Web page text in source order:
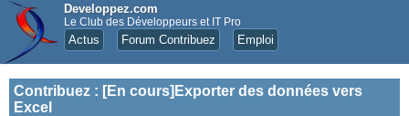
Developpez.com
Le Club des Développeurs et IT Pro
Actus Forum Contribuez Emploi
Contribuez : [En cours]Exporter des données vers
Excel